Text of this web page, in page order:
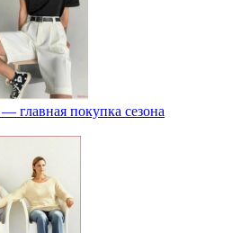
главная покупка сезона